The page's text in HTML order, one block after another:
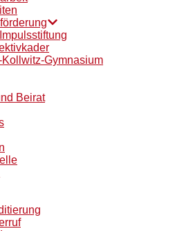
Kollwitz-Gymnasium
Beirat